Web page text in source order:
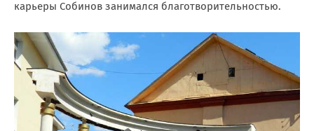
карьеры Собинов занимался благотворительностью.